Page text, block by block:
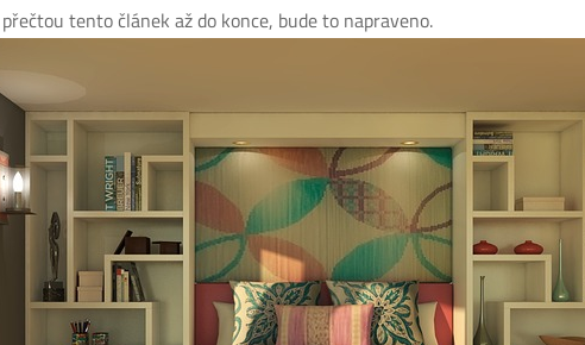
tento článek až do konce, bude to napraveno.